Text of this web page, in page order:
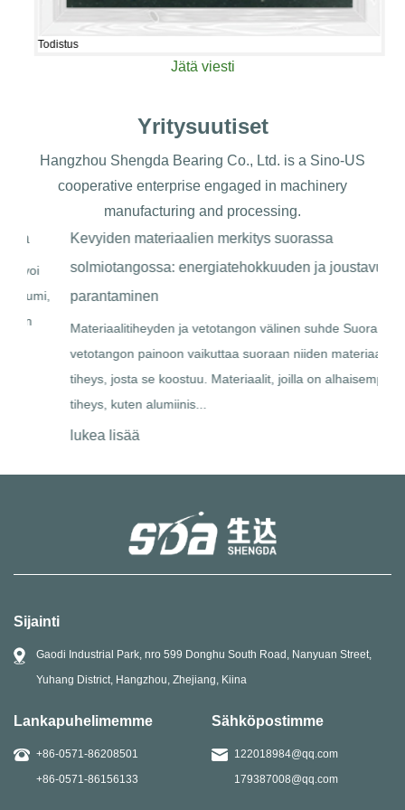
Todistus
Jätä viesti
Yritysuutiset
Hangzhou Shengda Bearing Co., Ltd. is a Sino-US
cooperative enterprise engaged in machinery
manufacturing and processing.
Kevyiden materiaalien merkitys suorassa
solmiotangossa: energiatehokkuuden ja joustavuuden
parantaminen
Materiaalitiheyden ja vetotangon välinen suhde Suoran
vetotangon painoon vaikuttaa suoraan niiden materiaalien
tiheys, josta se koostuu. Materiaalit, joilla on alhaisempi
tiheys, kuten alumiinis...
lukea lisää
Sijainti
Gaodi Industrial Park, nro 599 Donghu South Road, Nanyuan Street,
Yuhang District, Hangzhou, Zhejiang, Kiina
Lankapuhelimemme
+86-0571-86208501
+86-0571-86156133
Sähköpostimme
122018984@qq.com
179387008@qq.com